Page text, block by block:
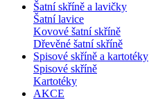
Šatní skříně a lavičky
Šatní lavice
Kovové šatní skříně
Dřevěné šatní skříně
Spisové skříně a kartotéky
Spisové skříně
Kartotéky
AKCE